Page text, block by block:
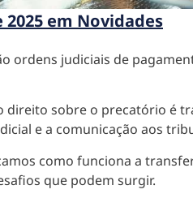
em Novidades
ordens judiciais de
direito sobre o precatório é
e a comunicação aos
como funciona a
que podem surgir.